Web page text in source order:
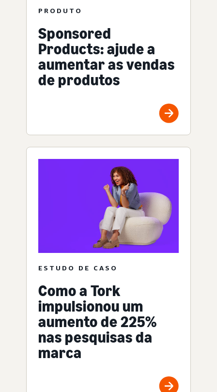
PRODUTO
Sponsored
Products: ajude a
aumentar as vendas
de produtos
ESTUDO DE CASO
Como a Tork
impulsionou um
aumento de 225%
nas pesquisas da
marca